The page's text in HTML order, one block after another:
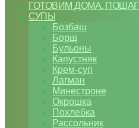
ГОТОВИМ ДОМА.
СУПЫ
Бозбаш
Борщ
Бульоны
Капустняк
Крем-суп
Лагман
Минестроне
Окрошка
Похлебка
Рассольник